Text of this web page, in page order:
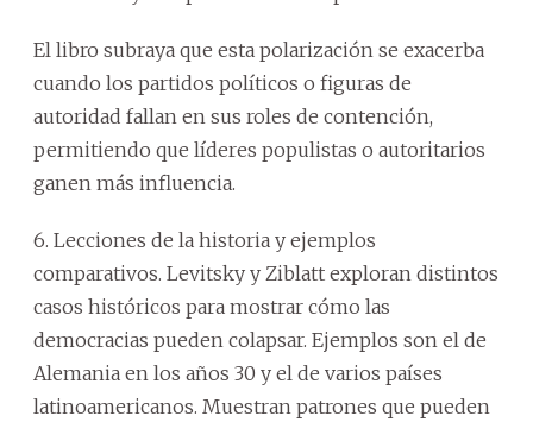
El libro subraya que esta polarización se exacerba
cuando los partidos políticos o figuras de
autoridad fallan en sus roles de contención,
permitiendo que líderes populistas o autoritarios
ganen más influencia.
6. Lecciones de la historia y ejemplos
comparativos. Levitsky y Ziblatt exploran distintos
casos históricos para mostrar cómo las
democracias pueden colapsar. Ejemplos son el de
Alemania en los años 30 y el de varios países
latinoamericanos. Muestran patrones que pueden